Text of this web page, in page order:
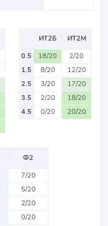
ИТ2Б
ИТ2М
0.5
18/20
2/20
1.5
8/20
12/20
2.5
3/20
17/20
3.5
2/20
18/20
4.5
0/20 20/20
Ф2
7/20
5/20
2/20
0/20